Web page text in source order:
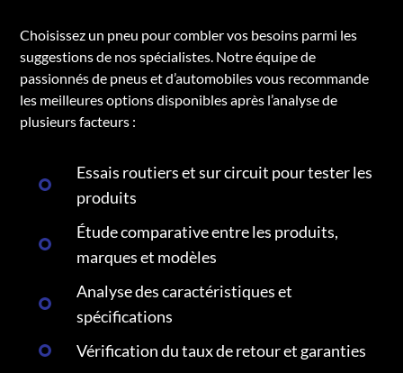
Choisissez un pneu pour combler vos besoins parmi les
suggestions de nos spécialistes. Notre équipe de
passionnés de pneus et d’automobiles vous recommande
les meilleures options disponibles après l’analyse de
plusieurs facteurs :
Essais routiers et sur circuit pour tester les
produits
Étude comparative entre les produits,
marques et modèles
Analyse des caractéristiques et
spécifications
Vérification du taux de retour et garanties